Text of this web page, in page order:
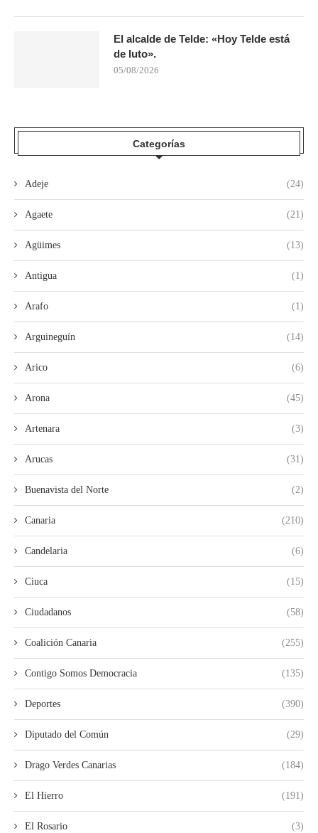
El alcalde de Telde: «Hoy Telde está
de luto».
05/08/2026
Categorías
Adeje (24)
Agaete (21)
Agüimes (13)
Antigua (1)
Arafo (1)
Arguineguín (14)
Arico (6)
Arona (45)
Artenara (3)
Arucas (31)
Buenavista del Norte (2)
Canaria (210)
Candelaria (6)
Ciuca (15)
Ciudadanos (58)
Coalición Canaria (255)
Contigo Somos Democracia (135)
Deportes (390)
Diputado del Común (29)
Drago Verdes Canarias (184)
El Hierro (191)
El Rosario (3)